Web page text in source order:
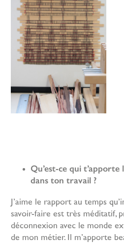
Qu’est-ce qui
dans ton travail ?
J’aime le rapport au temps
savoir-faire est très méditatif,
déconnexion avec le monde
de mon métier. Il m’apporte